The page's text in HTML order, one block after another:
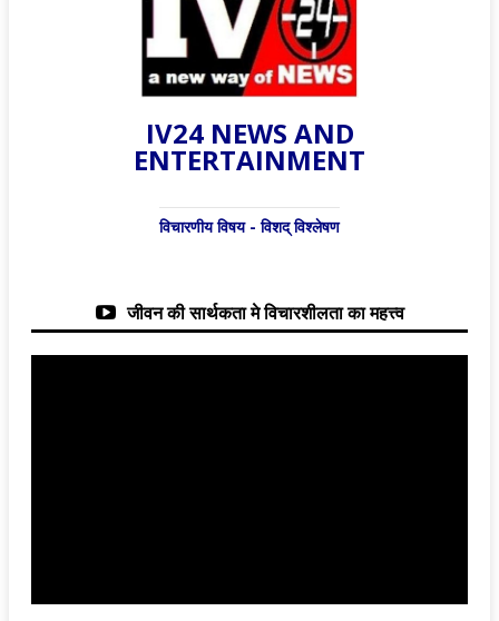
IV24 NEWS AND
ENTERTAINMENT
विचारणीय विषय - विशद् विश्लेषण
जीवन की सार्थकता मे विचारशीलता का महत्त्व